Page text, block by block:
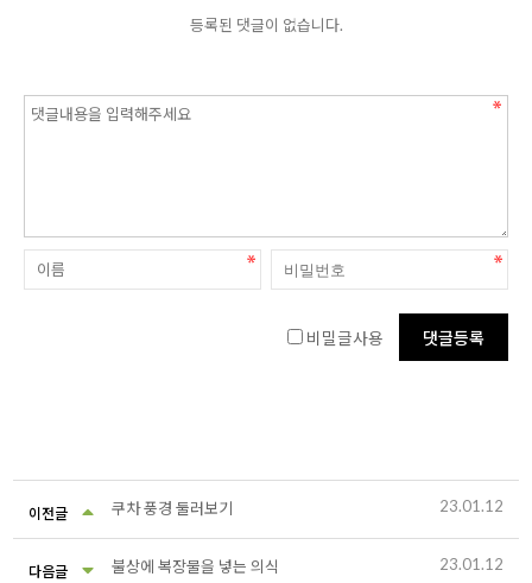
등록된 댓글이 없습니다.
비밀글사용
이전글 쿠차 풍경 둘러보기 23.01.12
다음글 불상에 복장물을 넣는 의식 23.01.12